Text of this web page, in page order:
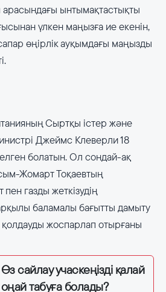
арасындағы ынтымақтастықты
үлкен маңызға ие екенін,
өңірлік ауқымдағы маңызды
Сыртқы істер және
Джеймс Клеверли 18
болатын. Ол сондай-ақ
Жомарт Тоқаевтың
пен газды жеткізудің
баламалы бағытты дамыту
жоспарлап отырғаны
Өз сайлау учаскеңізді қалай
оңай табуға болады?